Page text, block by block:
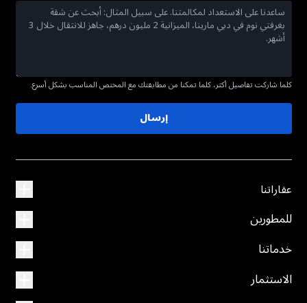
كلما شاركت تفاصيل أكثر، كلما تمكنا من مطابقتك مع المختص المناسب بشكل أسرع.
إرسال
عقاراتنا
للمطورين
خدماتنا
الاستثمار